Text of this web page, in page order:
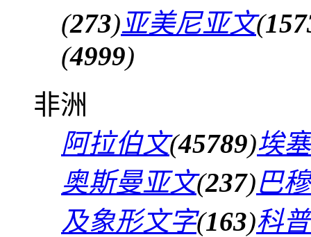
(273)亚美尼亚文(
(4999)
非洲
阿拉伯文(45789)埃
奥斯曼亚文(237)巴
及象形文字(163)科